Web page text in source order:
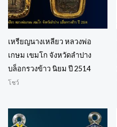
เหรียญนางเหลียว หลวงพ่อ
เกษม เขมโก จังหวัดลำปาง
บล็อกรวงข้าว นิยม ปี 2514
โชว์